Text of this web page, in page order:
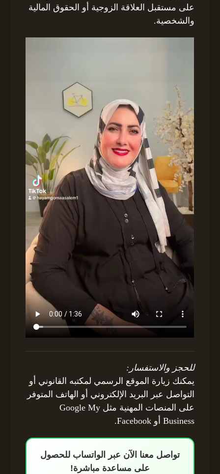
على مستقبل العلاقة الزوجية أو الحقوق المالية
والشخصية.
للحجز والاستفسار:
يمكنك زيارة الموقع الرسمي لمكتبه القانوني أو
التواصل عبر البريد الإلكتروني أو الهاتف المتوفر
على المنصات المهنية مثل Google My
Business أو Facebook.
تواصل معنا الآن عبر الواتساب للحصول
على مساعدة مباشرة!